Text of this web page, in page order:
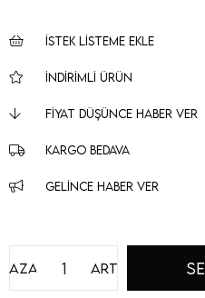
İSTEK LISTEME EKLE
İNDIRIMLI ÜRÜN
FIYAT DÜŞÜNCE HABER VER
KARGO BEDAVA
GELINCE HABER VER
Artır
Azalt